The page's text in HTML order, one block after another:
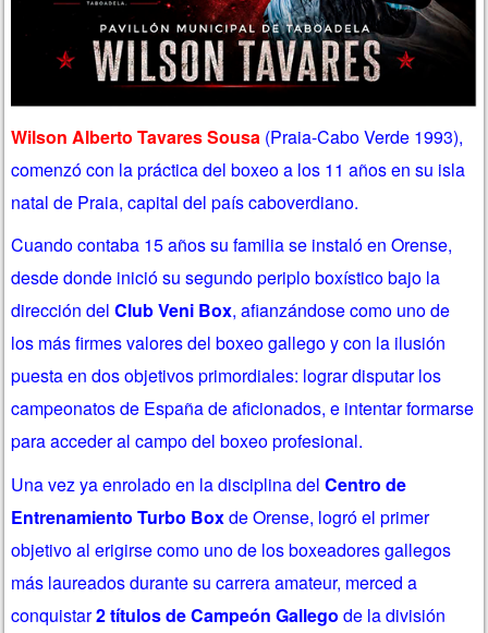
Wilson Alberto Tavares Sousa (Praia-Cabo Verde 1993),
comenzó con la práctica del boxeo a los 11 años en su isla
natal de Praia, capital del país caboverdiano.
Cuando contaba 15 años su familia se instaló en Orense,
desde donde inició su segundo periplo boxístico bajo la
dirección delClub Veni Box, afianzándose como uno de
los más firmes valores del boxeo gallego y con la ilusión
puesta en dos objetivos primordiales: lograr disputar los
campeonatos de España de aficionados, e intentar formarse
para acceder al campo del boxeo profesional.
Una vez ya enrolado en la disciplina delCentro de
Entrenamiento Turbo Boxde Orense, logró el primer
objetivo al erigirse como uno de los boxeadores gallegos
más laureados durante su carrera amateur, merced a
conquistar2 títulos de Campeón Gallego de la división